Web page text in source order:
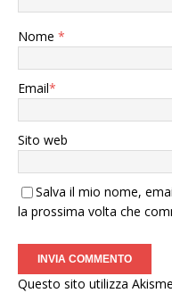
Nome *
Email*
Sito web
Salva il mio nome,
la prossima volta che
Questo sito utilizza